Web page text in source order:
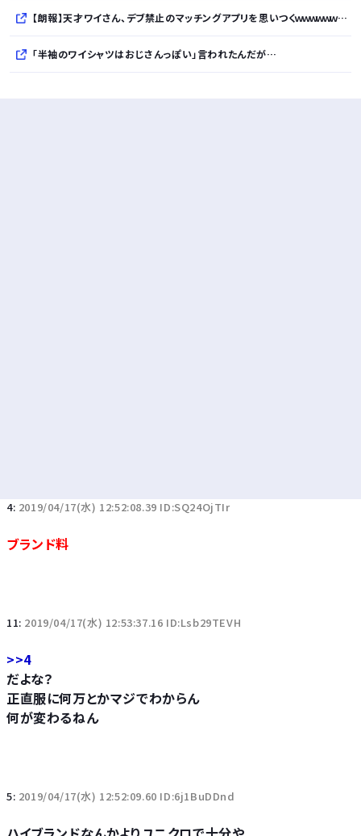
【朗報】天才ワイさん、デブ禁止のマッチングアプリを思いつくｗｗｗｗｗｗｗｗｗｗ
「半袖のワイシャツはおじさんっぽい」言われたんだが…
4: 2019/04/17(水) 12:52:08.39 ID:SQ24OjTIr
ブランド料
11: 2019/04/17(水) 12:53:37.16 ID:Lsb29TEVH
>>4
だよな？
正直服に何万とかマジでわからん
何が変わるねん
5: 2019/04/17(水) 12:52:09.60 ID:6j1BuDDnd